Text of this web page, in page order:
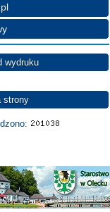
wydruku
strony